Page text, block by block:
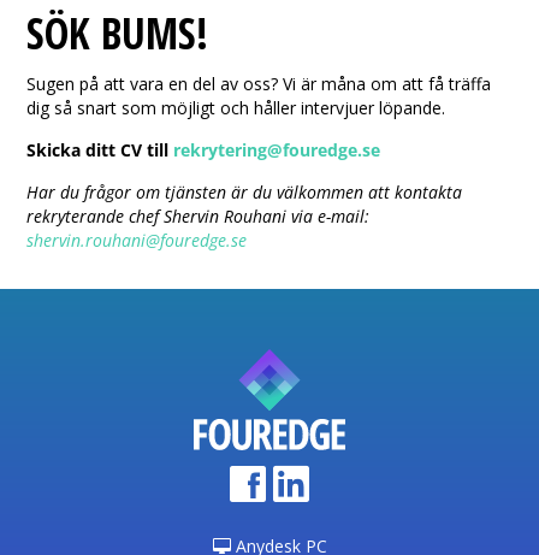
SÖK BUMS!
Sugen på att vara en del av oss? Vi är måna om att få träffa
dig så snart som möjligt och håller intervjuer löpande.
Skicka ditt CV till rekrytering@fouredge.se
Har du frågor om tjänsten är du välkommen att kontakta
rekryterande chef Shervin Rouhani via e-mail:
shervin.rouhani@fouredge.se
Anydesk PC